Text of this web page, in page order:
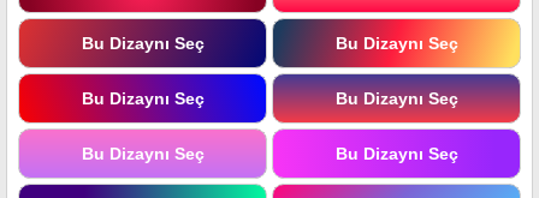
Bu Dizaynı Seç Bu Dizaynı Seç
Bu Dizaynı Seç Bu Dizaynı Seç
Bu Dizaynı Seç Bu Dizaynı Seç